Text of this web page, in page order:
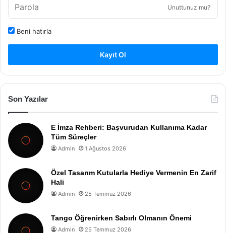
Unuttunuz mu?
Beni hatırla
Kayıt Ol
Son Yazılar
E İmza Rehberi: Başvurudan Kullanıma Kadar
Tüm Süreçler
Admin 1 Ağustos 2026
Özel Tasarım Kutularla Hediye Vermenin En Zarif
Hali
Admin 25 Temmuz 2026
Tango Öğrenirken Sabırlı Olmanın Önemi
Admin 25 Temmuz 2026